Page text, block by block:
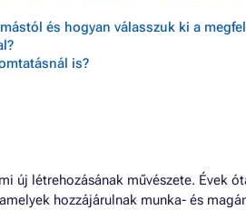
és hogyan válasszuk ki a
is?
új létrehozásának művészete. Évek
hozzájárulnak munka- és